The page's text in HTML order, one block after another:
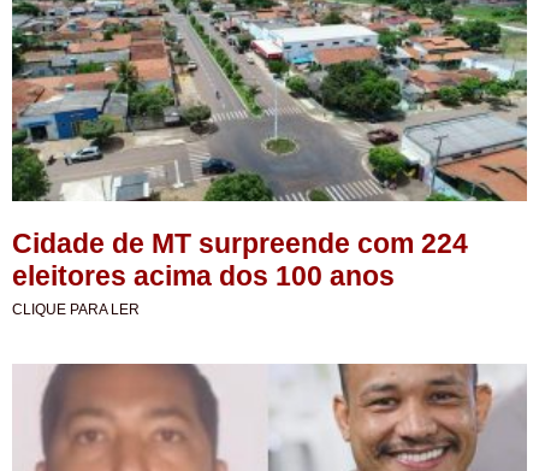
Cidade de MT surpreende com 224
eleitores acima dos 100 anos
CLIQUE PARA LER